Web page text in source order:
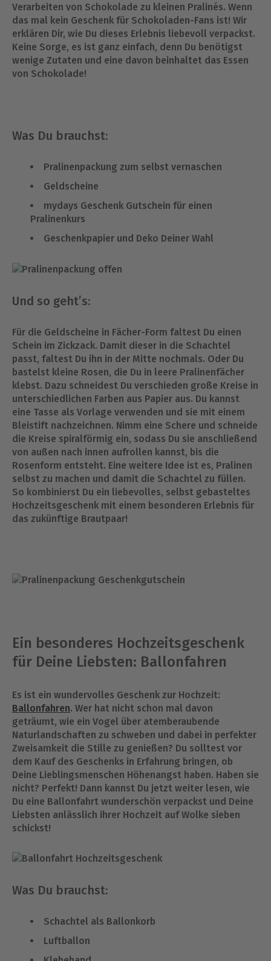
Verarbeiten von Schokolade zu kleinen Pralinés. Wenn
das mal kein Geschenk für Schokoladen-Fans ist! Wir
erklären Dir, wie Du dieses Erlebnis liebevoll verpackst.
Keine Sorge, es ist ganz einfach, denn Du benötigst
wenige Zutaten und eine davon beinhaltet das Essen
von Schokolade!
Was Du brauchst:
Pralinenpackung zum selbst vernaschen
Geldscheine
mydays Geschenk Gutschein für einen
Pralinenkurs
Geschenkpapier und Deko Deiner Wahl
Und so geht’s:
Für die Geldscheine in Fächer-Form faltest Du einen
Schein im Zickzack. Damit dieser in die Schachtel
passt, faltest Du ihn in der Mitte nochmals. Oder Du
bastelst kleine Rosen, die Du in leere Pralinenfächer
klebst. Dazu schneidest Du verschieden große Kreise in
unterschiedlichen Farben aus Papier aus. Du kannst
eine Tasse als Vorlage verwenden und sie mit einem
Bleistift nachzeichnen. Nimm eine Schere und schneide
die Kreise spiralförmig ein, sodass Du sie anschließend
von außen nach innen aufrollen kannst, bis die
Rosenform entsteht. Eine weitere Idee ist es, Pralinen
selbst zu machen und damit die Schachtel zu füllen.
So kombinierst Du ein liebevolles, selbst gebasteltes
Hochzeitsgeschenk mit einem besonderen Erlebnis für
das zukünftige Brautpaar!
Ein besonderes Hochzeitsgeschenk
für Deine Liebsten: Ballonfahren
Es ist ein wundervolles Geschenk zur Hochzeit:
Ballonfahren. Wer hat nicht schon mal davon
geträumt, wie ein Vogel über atemberaubende
Naturlandschaften zu schweben und dabei in perfekter
Zweisamkeit die Stille zu genießen? Du solltest vor
dem Kauf des Geschenks in Erfahrung bringen, ob
Deine Lieblingsmenschen Höhenangst haben. Haben sie
nicht? Perfekt! Dann kannst Du jetzt weiter lesen, wie
Du eine Ballonfahrt wunderschön verpackst und Deine
Liebsten anlässlich ihrer Hochzeit auf Wolke sieben
schickst!
Was Du brauchst:
Schachtel als Ballonkorb
Luftballon